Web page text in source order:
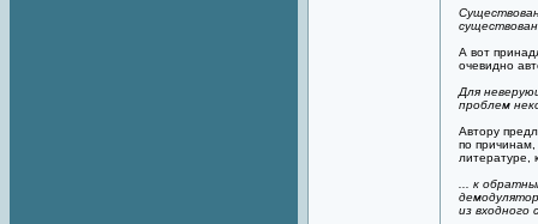
А вот
очевидно
Для
проблем
Автору
по
литературе,
... к
из входного